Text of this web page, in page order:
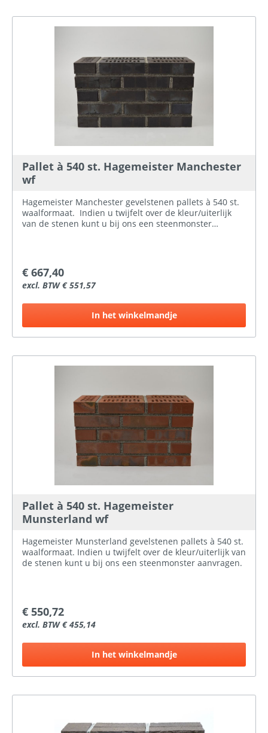
Pallet à 540 st. Hagemeister Manchester
wf
Hagemeister Manchester gevelstenen pallets à 540 st.
waalformaat. Indien u twijfelt over de kleur/uiterlijk
van de stenen kunt u bij ons een steenmonster
€ 667,40
excl. BTW € 551,57
In het winkelmandje
Pallet à 540 st. Hagemeister
Munsterland wf
Hagemeister Munsterland gevelstenen pallets à 540 st.
waalformaat. Indien u twijfelt over de kleur/uiterlijk van
de stenen kunt u bij ons een steenmonster aanvragen.
€ 550,72
excl. BTW € 455,14
In het winkelmandje